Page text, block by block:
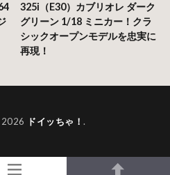
325i（E30）カブリオレ ダーク
グリーン 1/18 ミニカー！クラ
シックオープンモデルを忠実に
再現！
ドイッちゃ！ .